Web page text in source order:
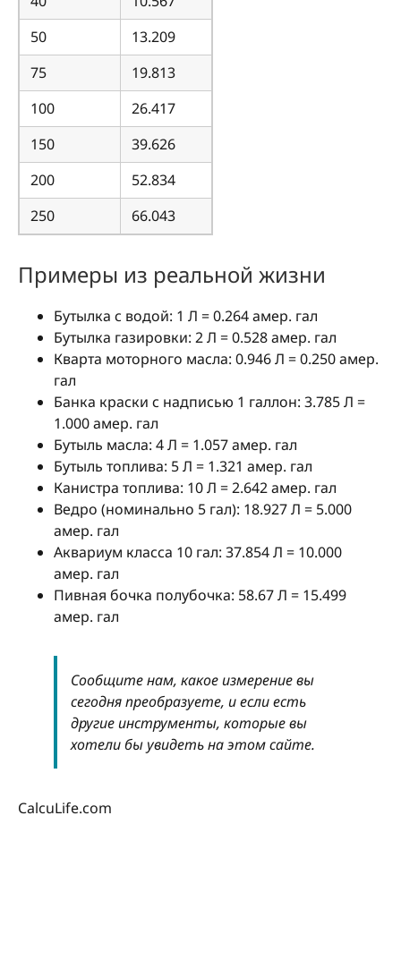
50
13.209
75
19.813
100
26.417
150
39.626
200
52.834
250
66.043
Примеры из реальной жизни
Бутылка с водой: 1 Л = 0.264 амер. гал
Бутылка газировки: 2 Л = 0.528 амер. гал
Кварта моторного масла: 0.946 Л = 0.250 амер.
гал
Банка краски с надписью 1 галлон: 3.785 Л =
1.000 амер. гал
Бутыль масла: 4 Л = 1.057 амер. гал
Бутыль топлива: 5 Л = 1.321 амер. гал
Канистра топлива: 10 Л = 2.642 амер. гал
Ведро (номинально 5 гал): 18.927 Л = 5.000
амер. гал
Аквариум класса 10 гал: 37.854 Л = 10.000
амер. гал
Пивная бочка полубочка: 58.67 Л = 15.499
амер. гал
Сообщите нам, какое измерение вы
сегодня преобразуете, и если есть
другие инструменты, которые вы
хотели бы увидеть на этом сайте.
CalcuLife.com